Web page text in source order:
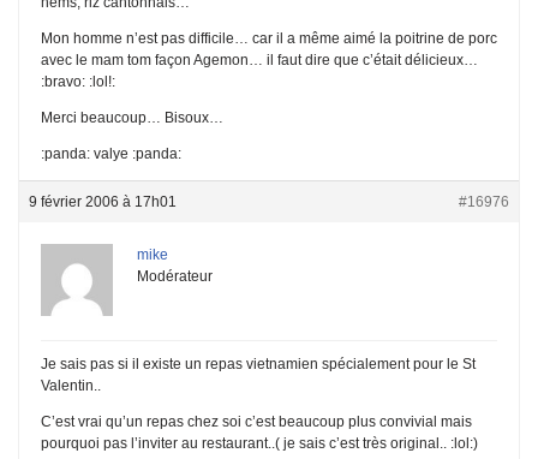
Mon homme n’est pas difficile… car il a même aimé la poitrine de porc
avec le mam tom façon Agemon… il faut dire que c’était délicieux…
:bravo: :lol!:
Merci beaucoup… Bisoux…
:panda: valye :panda:
9 février 2006 à 17h01 #16976
mike
Modérateur
Je sais pas si il existe un repas vietnamien spécialement pour le St
Valentin..
C’est vrai qu’un repas chez soi c’est beaucoup plus convivial mais
pourquoi pas l’inviter au restaurant..( je sais c’est très original.. :lol:)